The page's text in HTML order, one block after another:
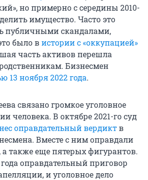
но примерно с середины 2010-
имущество. Часто это
публичными скандалами,
было вистории с «оккупацией»
часть активов перешла
Бизнесмен
13 ноября 2022 года.
связано громкое уголовное
человека. В октябре 2021-го суд
оправдательный вердиктв
Вместе с ним оправдали
а также еще пятерых фигурантов.
оправдательный приговор
и уголовное дело